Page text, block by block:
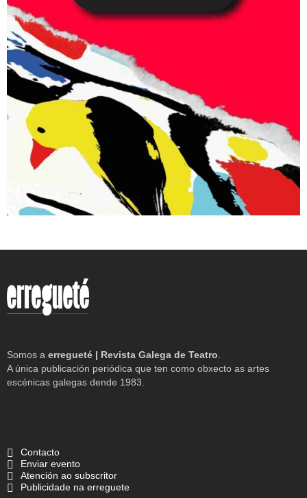
Somos a erregueté | Revista Galega de Teatro
A única publicación periódica que ten como obxecto as artes
escénicas galegas dende 1983.
Contacto
Enviar evento
Atención ao subscritor
Publicidade na erreguete